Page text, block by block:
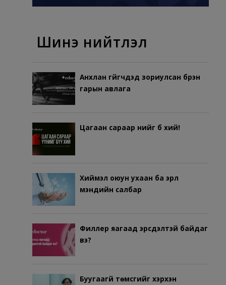
Шинэ нийтлэл
Анхлан гүйгчдэд зориулсан бүрэн
гарын авлага
Цагаан сараар үүнийг бүү хий!
Хиймэл оюун ухаан ба эрүүл
мэндийн салбар
Филлер яагаад эрсдэлтэй байдаг
вэ?
Буугаагүй төмсгийг хэрхэн